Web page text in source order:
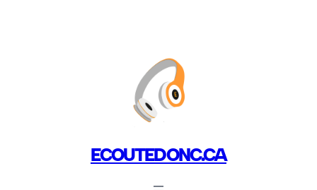
ECOUTEDONC.CA